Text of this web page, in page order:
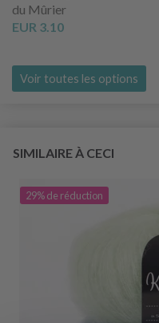
du Mûrier
EUR 3.10
Voir toutes les options
SIMILAIRE À CECI
29% de réduction